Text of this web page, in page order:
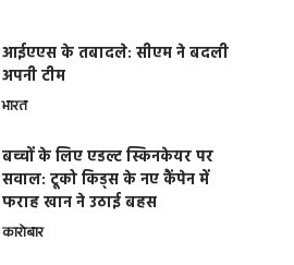
आईएएस के तबादले: सीएम ने बदली
अपनी टीम
भारत
बच्चों के लिए एडल्ट स्किनकेयर पर
सवाल: टूको किड्स के नए कैंपेन में
फराह खान ने उठाई बहस
कारोबार